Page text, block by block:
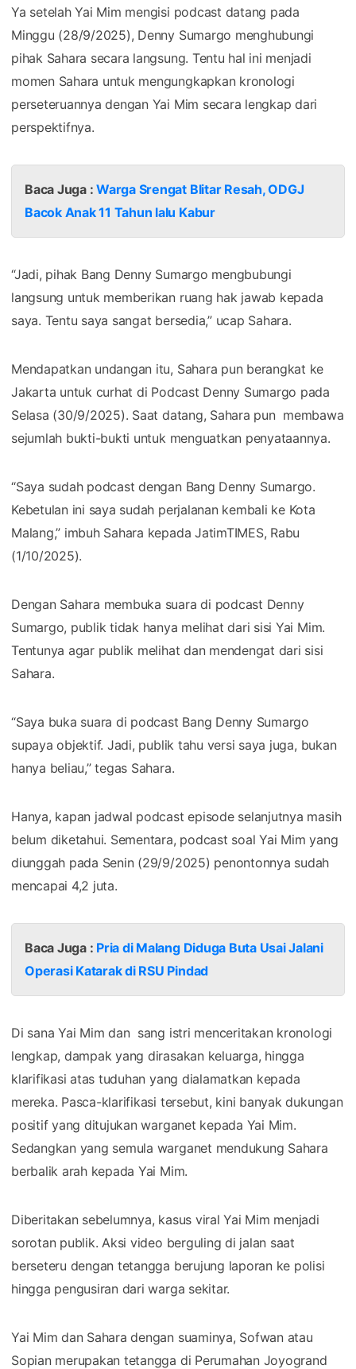
Ya setelah Yai Mim mengisi podcast datang pada
Minggu (28/9/2025), Denny Sumargo menghubungi
pihak Sahara secara langsung. Tentu hal ini menjadi
momen Sahara untuk mengungkapkan kronologi
perseteruannya dengan Yai Mim secara lengkap dari
perspektifnya.
Baca Juga :Warga Srengat Blitar Resah, ODGJ
Bacok Anak 11 Tahun lalu Kabur
“Jadi, pihak Bang Denny Sumargo mengbubungi
langsung untuk memberikan ruang hak jawab kepada
saya. Tentu saya sangat bersedia,” ucap Sahara.
Mendapatkan undangan itu, Sahara pun berangkat ke
Jakarta untuk curhat di Podcast Denny Sumargo pada
Selasa (30/9/2025). Saat datang, Sahara pun membawa
sejumlah bukti-bukti untuk menguatkan penyataannya.
“Saya sudah podcast dengan Bang Denny Sumargo.
Kebetulan ini saya sudah perjalanan kembali ke Kota
Malang,” imbuh Sahara kepada JatimTIMES, Rabu
(1/10/2025).
Dengan Sahara membuka suara di podcast Denny
Sumargo, publik tidak hanya melihat dari sisi Yai Mim.
Tentunya agar publik melihat dan mendengat dari sisi
Sahara.
“Saya buka suara di podcast Bang Denny Sumargo
supaya objektif. Jadi, publik tahu versi saya juga, bukan
hanya beliau,” tegas Sahara.
Hanya, kapan jadwal podcast episode selanjutnya masih
belum diketahui. Sementara, podcast soal Yai Mim yang
diunggah pada Senin (29/9/2025) penontonnya sudah
mencapai 4,2 juta.
Baca Juga : Pria di Malang Diduga Buta Usai Jalani
Operasi Katarak di RSU Pindad
Di sana Yai Mim dan sang istri menceritakan kronologi
lengkap, dampak yang dirasakan keluarga, hingga
klarifikasi atas tuduhan yang dialamatkan kepada
mereka. Pasca-klarifikasi tersebut, kini banyak dukungan
positif yang ditujukan warganet kepada Yai Mim.
Sedangkan yang semula warganet mendukung Sahara
berbalik arah kepada Yai Mim.
Diberitakan sebelumnya, kasus viral Yai Mim menjadi
sorotan publik. Aksi video berguling di jalan saat
berseteru dengan tetangga berujung laporan ke polisi
hingga pengusiran dari warga sekitar.
Yai Mim dan Sahara dengan suaminya, Sofwan atau
Sopian merupakan tetangga di Perumahan Joyogrand